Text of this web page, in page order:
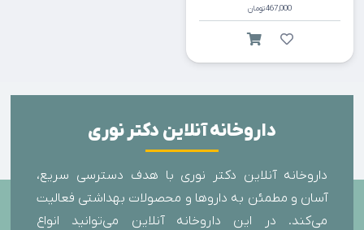
467,000تومان
داروخانه آنلاین دکتر نوری
داروخانه آنلاین دکتر نوری با هدف دسترسی سریع،
آسان و مطمئن به داروها و محصولات بهداشتی فعالیت
می‌کند. در این داروخانه آنلاین می‌توانید انواع